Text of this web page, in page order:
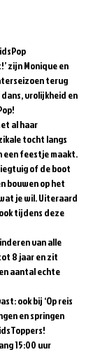
zijn Monique en
terug
vrolijkheid en
al haar
tocht langs
een feestje maakt.
of de boot
bouwen op het
je wil. Uiteraard
tijdens deze
van alle
8 jaar en zit
aantal echte
ook bij ‘Op reis
en springen
15:00 uur